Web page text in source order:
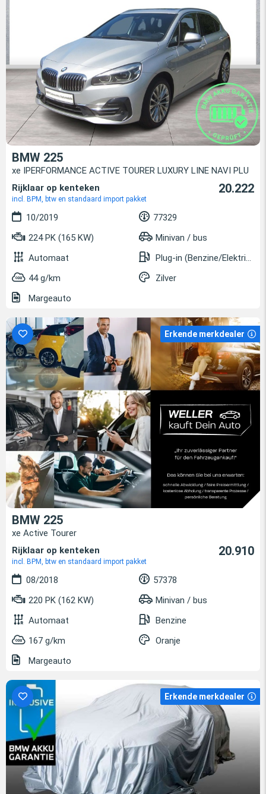
BMW 225
xe IPERFORMANCE ACTIVE TOURER LUXURY LINE NAVI PLU
Rijklaar op kenteken
incl. BPM, btw en standaard import pakket
20.222
10/2019
77329
224 PK (165 KW)
Minivan / bus
Automaat
Plug-in (Benzine/Elektrisch)
44 g/km
Zilver
Margeauto
Erkende merkdealer
BMW 225
xe Active Tourer
Rijklaar op kenteken
incl. BPM, btw en standaard import pakket
20.910
08/2018
57378
220 PK (162 KW)
Minivan / bus
Automaat
Benzine
167 g/km
Oranje
Margeauto
Erkende merkdealer